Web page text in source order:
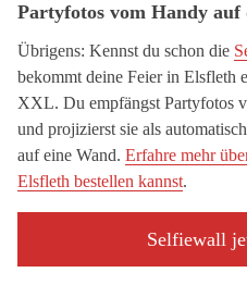
Partyfotos vom Handy auf
Übrigens: Kennst du schon die
bekommt deine Feier in Elsfleth
XXL. Du empfängst Partyfotos
und projizierst sie als
auf eine Wand. Erfahre mehr
Elsfleth bestellen kannst.
Selfiewall